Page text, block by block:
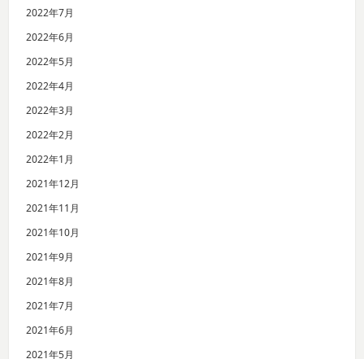
2022年7月
2022年6月
2022年5月
2022年4月
2022年3月
2022年2月
2022年1月
2021年12月
2021年11月
2021年10月
2021年9月
2021年8月
2021年7月
2021年6月
2021年5月